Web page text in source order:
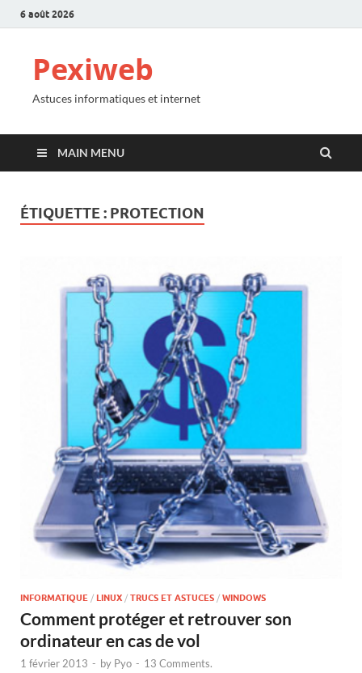
6 août 2026
Pexiweb
Astuces informatiques et internet
MAIN MENU
ÉTIQUETTE : PROTECTION
INFORMATIQUE / LINUX / TRUCS ET ASTUCES / WINDOWS
Comment protéger et retrouver son
ordinateur en cas de vol
1 février 2013 - by Pyo - 13 Comments.